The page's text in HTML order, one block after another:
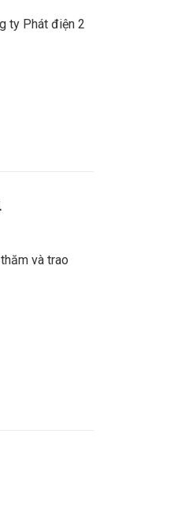
ty Phát điện 2
và trao